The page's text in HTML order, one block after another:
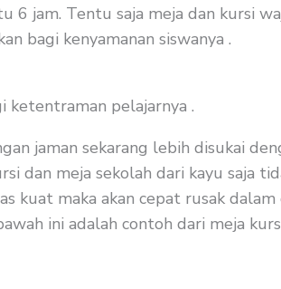
6 jam. Tentu saja meja dan kursi
bagi kenyamanan siswanya .
ketentraman pelajarnya .
jaman sekarang lebih disukai
dan meja sekolah dari kayu saja
kuat maka akan cepat rusak
ini adalah contoh dari meja